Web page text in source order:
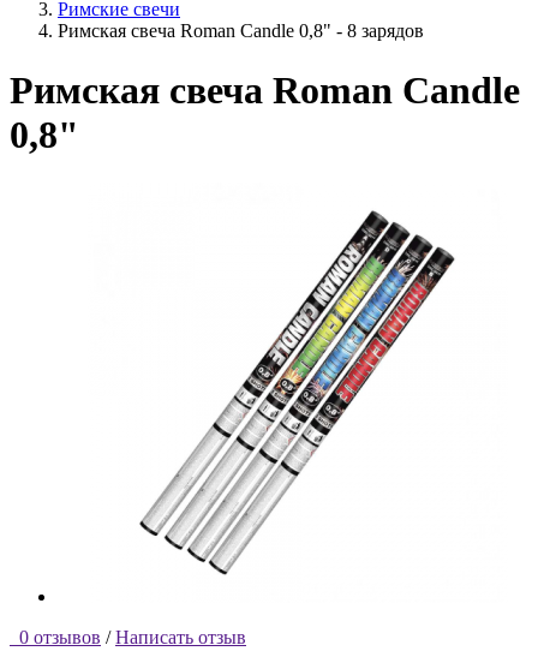
Римские свечи
Римская свеча Roman Candle 0,8" - 8 зарядов
Римская свеча Roman Candle
0,8"
0 отзывов / Написать отзыв